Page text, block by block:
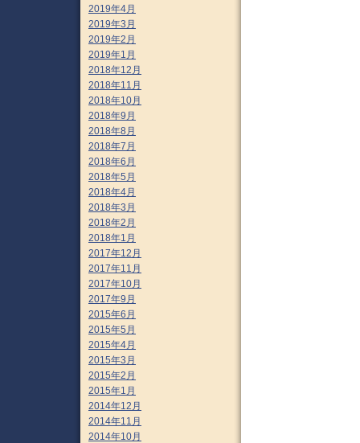
2019年4月
2019年3月
2019年2月
2019年1月
2018年12月
2018年11月
2018年10月
2018年9月
2018年8月
2018年7月
2018年6月
2018年5月
2018年4月
2018年3月
2018年2月
2018年1月
2017年12月
2017年11月
2017年10月
2017年9月
2015年6月
2015年5月
2015年4月
2015年3月
2015年2月
2015年1月
2014年12月
2014年11月
2014年10月